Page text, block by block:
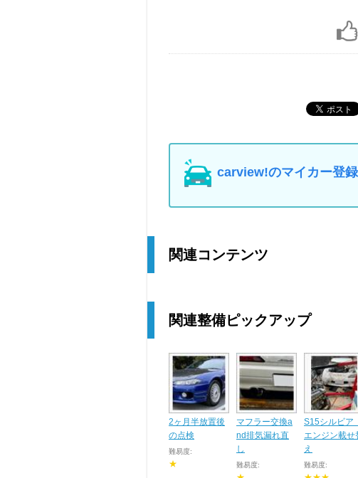
carview!のマイカー登
関連コンテンツ
関連整備ピックアップ
2ヶ月半放置後
の点検
難易度:
★
マフラー交換a
nd排気漏れ直
し
難易度:
S15シルビア
エンジン載せ
え
難易度: